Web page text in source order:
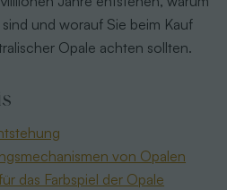
und worauf Sie beim Kauf
Opale achten sollten.
von Opalen
das Farbspiel der Opale